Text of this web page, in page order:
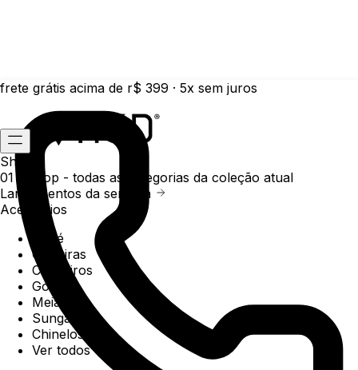
frete grátis acima de r$ 399 · 5x sem juros
Shop
01 /
Shop - todas as categorias da coleção atual
Lançamentos da semana
Acessórios
Boné
Carteiras
Chaveiros
Gorros
Meias
Sunga
Chinelos
Ver todos